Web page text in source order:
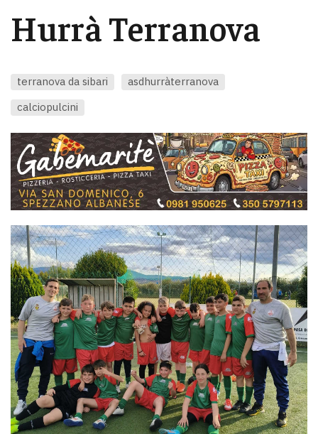
Hurrà Terranova
terranova da sibari
asdhurràterranova
calciopulcini